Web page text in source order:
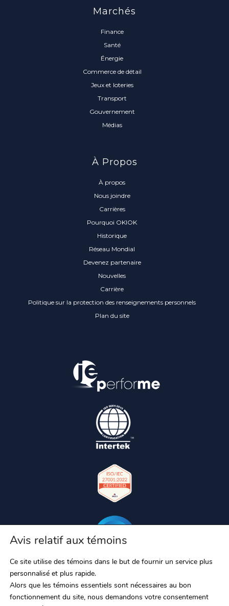
Marchés
Finance
Santé
Énergie
Commerce de détail
Jeux et loteries
Transport
Gouvernement
Médias
À Propos
À propos
Nous joindre
Carrières
Pourquoi OKIOK
Historique
Réseau Mondial
Devenez partenaire
Nouvelles
Carrière
Politique sur la protection des renseignements personnels
Plan du site
Avis relatif aux témoins
Ce site utilise des témoins dans le but de fournir un service plus
personnalisé et plus rapide.
Alors que les témoins essentiels sont nécessaires au bon
fonctionnement du site, nous demandons votre consentement